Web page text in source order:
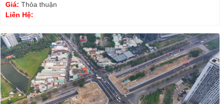
Giá: Thỏa thuận
Liên Hệ: